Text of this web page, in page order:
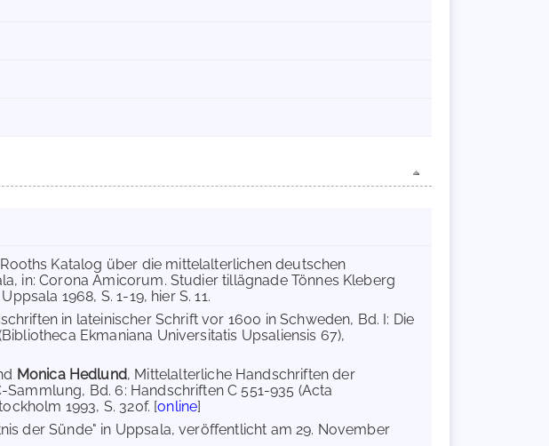
Katalog über die mittelalterlichen deutschen
in: Corona Amicorum. Studier tillägnade Tönnes Kleberg
1968, S. 1-19, hier S. 11.
in lateinischer Schrift vor 1600 in Schweden, Bd. I: Die
Ekmaniana Universitatis Upsaliensis 67),
Monica Hedlund, Mittelalterliche Handschriften der
Bd. 6: Handschriften C 551-935 (Acta
1993, S. 320f. [online]
der Sünde" in Uppsala, veröffentlicht am 29. November